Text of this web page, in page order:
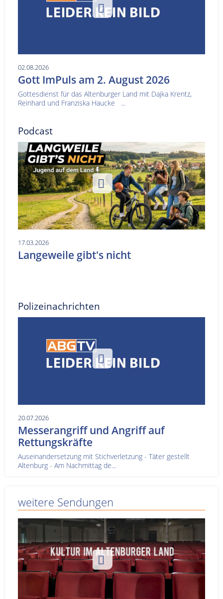
02.08.2026
Gott ImPuls am 2. August 2026
Gottesdienst für das Altenburger Land mit Dajka Krentz,
Reinhard und Franziska Haucke ...
Podcast
17.03.2026
Langeweile gibt's nicht
Polizeinachrichten
20.07.2026
Messerangriff und Angriff auf
Rettungskräfte
Auseinandersetzung mit Stichverletzung - Täter gestellt
Altenburg - Am Nachmittag de...
weitere Sendungen